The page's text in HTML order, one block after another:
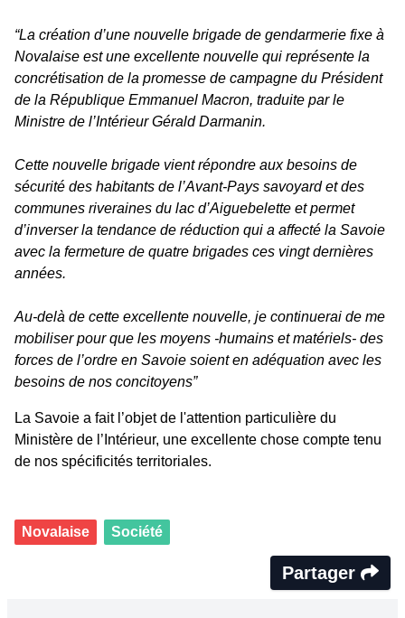
“La création d’une nouvelle brigade de gendarmerie fixe à
Novalaise est une excellente nouvelle qui représente la
concrétisation de la promesse de campagne du Président
de la République Emmanuel Macron, traduite par le
Ministre de l’Intérieur Gérald Darmanin.
Cette nouvelle brigade vient répondre aux besoins de
sécurité des habitants de l’Avant-Pays savoyard et des
communes riveraines du lac d’Aiguebelette et permet
d’inverser la tendance de réduction qui a affecté la Savoie
avec la fermeture de quatre brigades ces vingt dernières
années.
Au-delà de cette excellente nouvelle, je continuerai de me
mobiliser pour que les moyens -humains et matériels- des
forces de l’ordre en Savoie soient en adéquation avec les
besoins de nos concitoyens”
La Savoie a fait l’objet de l'attention particulière du
Ministère de l’Intérieur, une excellente chose compte tenu
de nos spécificités territoriales.
Novalaise Société
Partager